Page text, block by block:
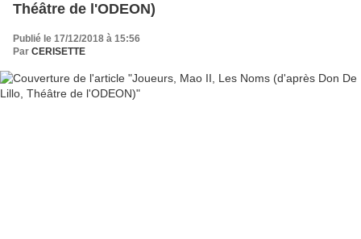
Théâtre de l'ODEON)
Publié le 17/12/2018 à 15:56
Par CERISETTE